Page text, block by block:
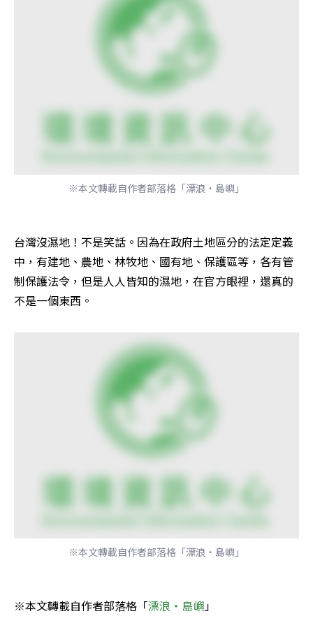
※本文轉載自作者部落格「漂浪‧島嶼」
台灣沒濕地！不是笑話。因為在政府土地區分的法定定義
中，有建地、農地、林牧地、國有地、保護區等，各有管
制保護法令，但是人人皆知的濕地，在官方眼裡，還真的
不是一個東西。
※本文轉載自作者部落格「漂浪‧島嶼」
※本文轉載自作者部落格「漂浪‧島嶼」